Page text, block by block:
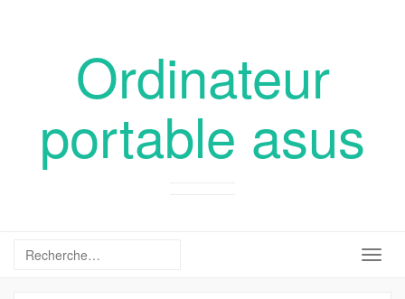
Ordinateur
portable asus